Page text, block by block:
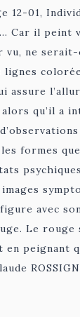
12-01,
Car il peint
vu, ne serait-
lignes
assure
qu’il a
formes
avec
Le rouge
en peignant